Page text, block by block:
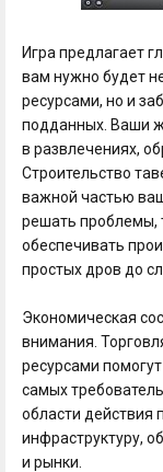
Игра предлагает
вам нужно будет
ресурсами, но и
подданных. Ваши
в развлечениях,
Строительство
важной частью
решать проблемы,
обеспечивать
простых дров до
Экономическая
внимания.
ресурсами
самых
области действия
инфраструктуру,
и рынки.